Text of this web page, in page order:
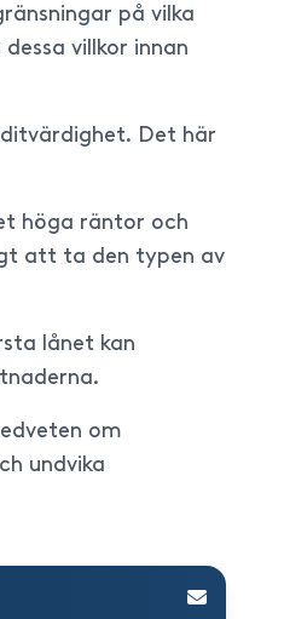
på vilka
villkor innan
Det här
höga räntor och
att ta den typen av
lånet kan
om
undvika